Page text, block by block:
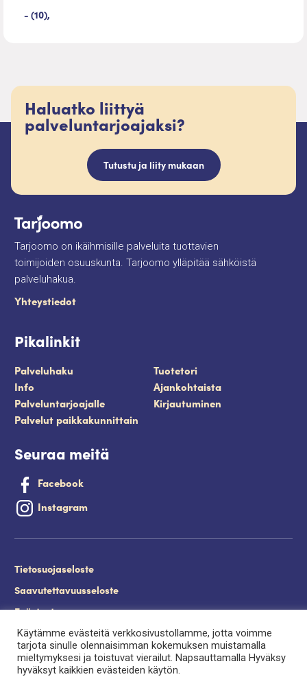
- (10),
Haluatko liittyä
palveluntarjoajaksi?
Tutustu ja liity mukaan
Tarjoomo on ikäihmisille palveluita tuottavien
toimijoiden osuuskunta. Tarjoomo ylläpitää sähköistä
palveluhakua.
Yhteystiedot
Pikalinkit
Palveluhaku
Tuotetori
Info
Ajankohtaista
Palveluntarjoajalle
Kirjautuminen
Palvelut paikkakunnittain
Seuraa meitä
Facebook
Instagram
Tietosuojaseloste
Saavutettavuusseloste
Evästeet
Palveluntuottajan kirjautuminen.
Käytämme evästeitä verkkosivustollamme, jotta voimme
tarjota sinulle olennaisimman kokemuksen muistamalla
mieltymyksesi ja toistuvat vierailut. Napsauttamalla Hyväksy
hyväksyt kaikkien evästeiden käytön.